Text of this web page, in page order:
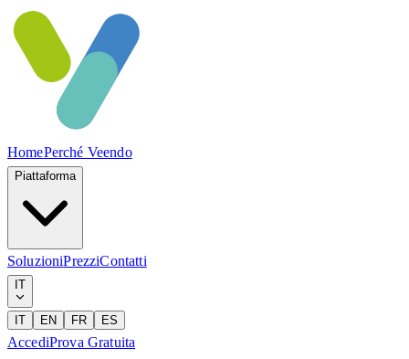
HomePerché Veendo
Piattaforma
SoluzioniPrezziContatti
IT
IT EN FR ES
AccediProva Gratuita